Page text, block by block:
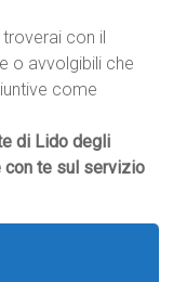
troverai con il
o avvolgibili che
come
di Lido degli
con te sul servizio